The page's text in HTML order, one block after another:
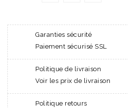
Garanties sécurité
Paiement sécurisé SSL
Politique de livraison
Voir les prix de livraison
Politique retours